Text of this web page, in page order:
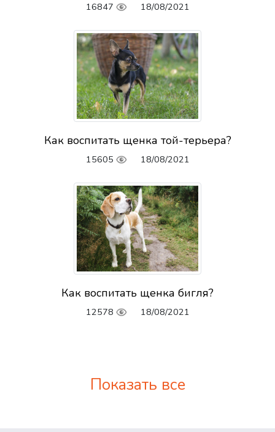
16847 18/08/2021
Как воспитать щенка той-терьера?
15605 18/08/2021
Как воспитать щенка бигля?
12578 18/08/2021
Показать все